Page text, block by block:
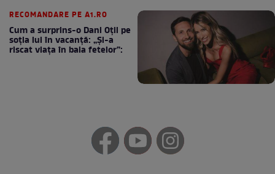
RECOMANDARE PE A1.RO
Cum a surprins-o Dani Oțil pe
soția lui în vacanță: „Și-a
riscat viața în baia fetelor”: